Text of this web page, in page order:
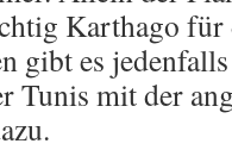
Karthago für
gibt es
Tunis mit der